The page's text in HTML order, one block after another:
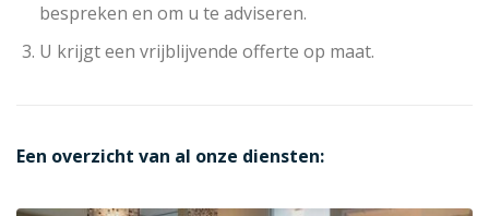
bespreken en om u te adviseren.
U krijgt een vrijblijvende offerte op maat.
Een overzicht van al onze diensten: